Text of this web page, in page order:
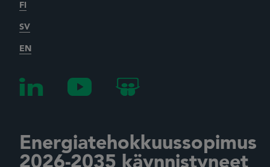
FI
SV
EN
Energiatehokkuussopimus